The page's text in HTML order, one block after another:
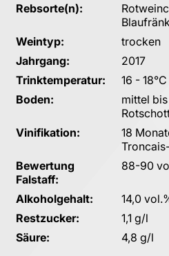
Rebsorte(n):
Weintyp:
trocken
Jahrgang:
2017
Trinktemperatur:
16 - 18°C
Boden:
mittel
Vinifikation:
18
Bewertung
Falstaff:
88-90
Alkoholgehalt:
14,0
Restzucker:
1,1 g/l
Säure:
4,8 g/l